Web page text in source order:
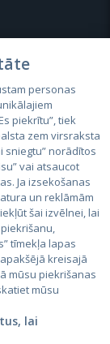
personas
piekrītu”, tiek
zem virsraksta
sniegtu” norādītos
vai atsaucot
Ja izsekošanas
un reklāmām
šai izvēlnei, lai
tīmekļa lapas
kreisajā
mūsu piekrišanas
mūsu
lai